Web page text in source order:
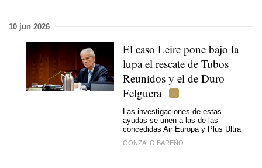
10 jun 2026
El caso Leire pone bajo la
lupa el rescate de Tubos
Reunidos y el de Duro
Felguera
Las investigaciones de estas
ayudas se unen a las de las
concedidas Air Europa y Plus Ultra
GONZALO BAREÑO